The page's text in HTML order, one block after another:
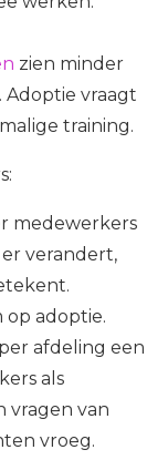
zien minder
vraagt
training.
medewerkers
verandert,
op adoptie.
afdeling een
als
vragen van
vroeg.